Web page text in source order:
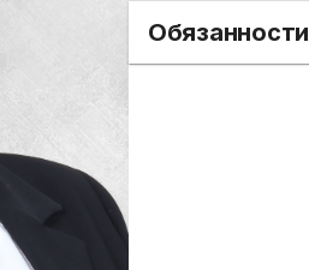
Обязанности